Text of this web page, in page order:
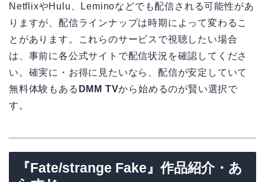
NetflixやHulu、Leminoなどでも配信される可能性があ
りますが、配信ラインナップは時期によって変わるこ
とがあります。これらのサービスで視聴したい場合
は、事前に各公式サイトで配信状況を確認してくださ
い。確実に・お得に見たいなら、配信が安定していて
無料体験もある DMM TVから始めるのが賢い選択で
す。
『Fate/strange Fake』作品紹介・あ